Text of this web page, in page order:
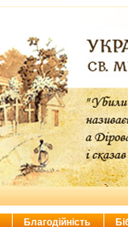
Благодійність